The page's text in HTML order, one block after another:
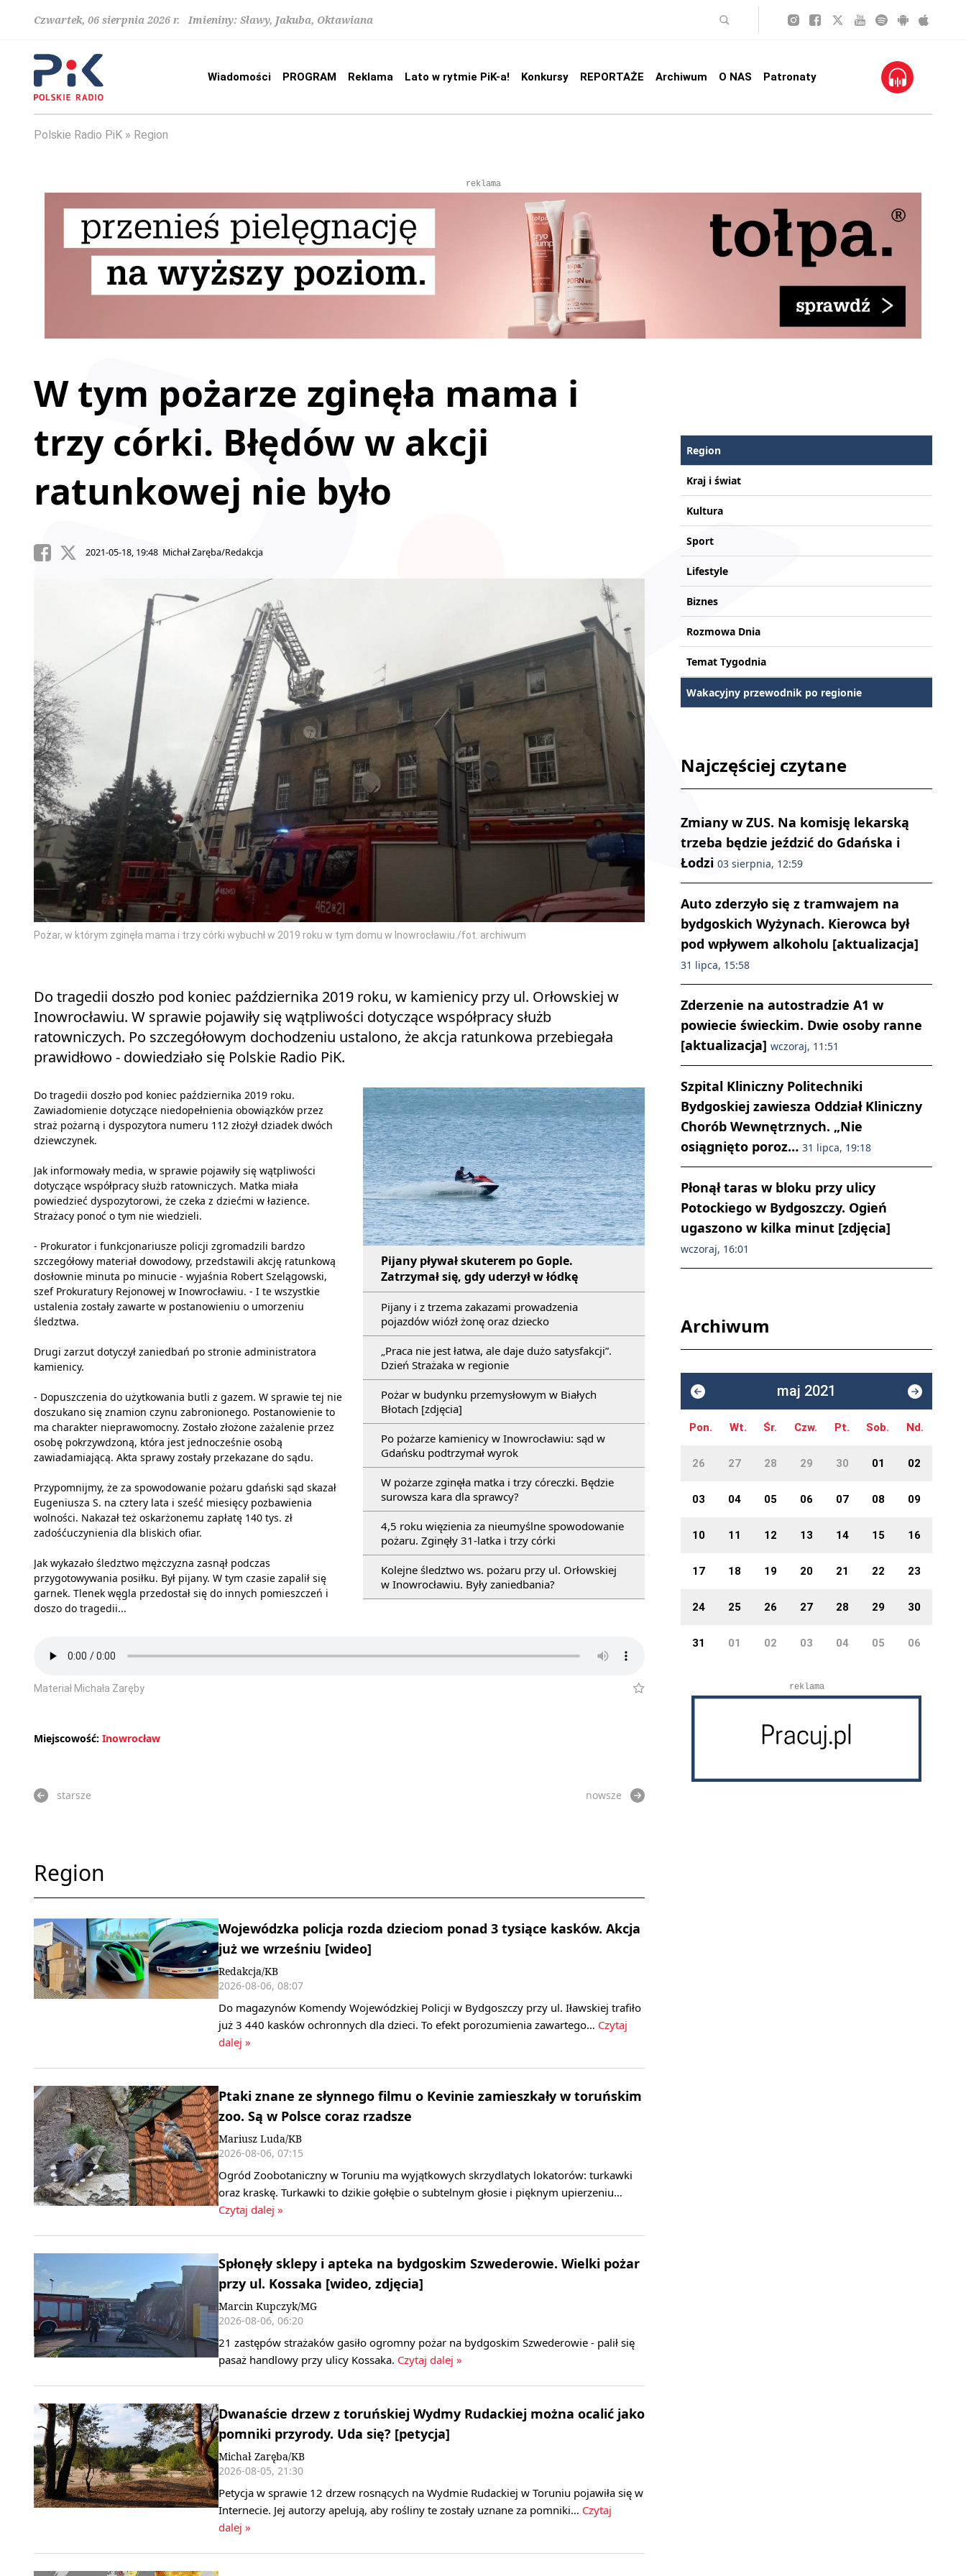
Czwartek, 06 sierpnia 2026 r. Imieniny: Sławy, Jakuba, Oktawiana
Wiadomości PROGRAM Reklama Lato w rytmie PiK-a! Konkursy REPORTAŻE Archiwum O NAS Patronaty
Polskie Radio PiK Region
reklama
W tym pożarze zginęła mama i
trzy córki. Błędów w akcji
ratunkowej nie było
2021-05-18, 19:48 Michał Zaręba/Redakcja
Pożar, w którym zginęła mama i trzy córki wybuchł w 2019 roku w tym domu w Inowrocławiu./fot. archiwum
Do tragedii doszło pod koniec października 2019 roku, w kamienicy przy ul. Orłowskiej w
Inowrocławiu. W sprawie pojawiły się wątpliwości dotyczące współpracy służb
ratowniczych. Po szczegółowym dochodzeniu ustalono, że akcja ratunkowa przebiegała
prawidłowo - dowiedziało się Polskie Radio PiK.
Pijany pływał skuterem po Gople.
Zatrzymał się, gdy uderzył w łódkę
Pijany i z trzema zakazami prowadzenia
pojazdów wiózł żonę oraz dziecko
„Praca nie jest łatwa, ale daje dużo satysfakcji”.
Dzień Strażaka w regionie
Pożar w budynku przemysłowym w Białych
Błotach [zdjęcia]
Po pożarze kamienicy w Inowrocławiu: sąd w
Gdańsku podtrzymał wyrok
W pożarze zginęła matka i trzy córeczki. Będzie
surowsza kara dla sprawcy?
4,5 roku więzienia za nieumyślne spowodowanie
pożaru. Zginęły 31-latka i trzy córki
Kolejne śledztwo ws. pożaru przy ul. Orłowskiej
w Inowrocławiu. Były zaniedbania?
Do tragedii doszło pod koniec października 2019 roku.
Zawiadomienie dotyczące niedopełnienia obowiązków przez
straż pożarną i dyspozytora numeru 112 złożył dziadek dwóch
dziewczynek.
Jak informowały media, w sprawie pojawiły się wątpliwości
dotyczące współpracy służb ratowniczych. Matka miała
powiedzieć dyspozytorowi, że czeka z dziećmi w łazience.
Strażacy ponoć o tym nie wiedzieli.
- Prokurator i funkcjonariusze policji zgromadzili bardzo
szczegółowy materiał dowodowy, przedstawili akcję ratunkową
dosłownie minuta po minucie - wyjaśnia Robert Szelągowski,
szef Prokuratury Rejonowej w Inowrocławiu. - I te wszystkie
ustalenia zostały zawarte w postanowieniu o umorzeniu
śledztwa.
Drugi zarzut dotyczył zaniedbań po stronie administratora
kamienicy.
- Dopuszczenia do użytkowania butli z gazem. W sprawie tej nie
doszukano się znamion czynu zabronionego. Postanowienie to
ma charakter nieprawomocny. Zostało złożone zażalenie przez
osobę pokrzywdzoną, która jest jednocześnie osobą
zawiadamiającą. Akta sprawy zostały przekazane do sądu.
Przypomnijmy, że za spowodowanie pożaru gdański sąd skazał
Eugeniusza S. na cztery lata i sześć miesięcy pozbawienia
wolności. Nakazał też oskarżonemu zapłatę 140 tys. zł
zadośćuczynienia dla bliskich ofiar.
Jak wykazało śledztwo mężczyzna zasnął podczas
przygotowywania posiłku. Był pijany. W tym czasie zapalił się
garnek. Tlenek węgla przedostał się do innych pomieszczeń i
doszo do tragedii...
Materiał Michała Zaręby
Miejscowość: Inowrocław
starsze nowsze
Region
Wojewódzka policja rozda dzieciom ponad 3 tysiące kasków. Akcja
już we wrześniu [wideo]
Redakcja/KB
2026-08-06, 08:07
Do magazynów Komendy Wojewódzkiej Policji w Bydgoszczy przy ul. Iławskiej trafiło
już 3 440 kasków ochronnych dla dzieci. To efekt porozumienia zawartego… Czytaj
dalej »
Ptaki znane ze słynnego filmu o Kevinie zamieszkały w toruńskim
zoo. Są w Polsce coraz rzadsze
Mariusz Luda/KB
2026-08-06, 07:15
Ogród Zoobotaniczny w Toruniu ma wyjątkowych skrzydlatych lokatorów: turkawki
oraz kraskę. Turkawki to dzikie gołębie o subtelnym głosie i pięknym upierzeniu…
Czytaj dalej »
Spłonęły sklepy i apteka na bydgoskim Szwederowie. Wielki pożar
przy ul. Kossaka [wideo, zdjęcia]
Marcin Kupczyk/MG
2026-08-06, 06:20
21 zastępów strażaków gasiło ogromny pożar na bydgoskim Szwederowie - palił się
pasaż handlowy przy ulicy Kossaka. Czytaj dalej »
Dwanaście drzew z toruńskiej Wydmy Rudackiej można ocalić jako
pomniki przyrody. Uda się? [petycja]
Michał Zaręba/KB
2026-08-05, 21:30
Petycja w sprawie 12 drzew rosnących na Wydmie Rudackiej w Toruniu pojawiła się w
Internecie. Jej autorzy apelują, aby rośliny te zostały uznane za pomniki… Czytaj
dalej »
Region
Kraj i świat
Kultura
Sport
Lifestyle
Biznes
Rozmowa Dnia
Temat Tygodnia
Wakacyjny przewodnik po regionie
Najczęściej czytane
Zmiany w ZUS. Na komisję lekarską
trzeba będzie jeździć do Gdańska i
Łodzi 03 sierpnia, 12:59
Auto zderzyło się z tramwajem na
bydgoskich Wyżynach. Kierowca był
pod wpływem alkoholu [aktualizacja]
31 lipca, 15:58
Zderzenie na autostradzie A1 w
powiecie świeckim. Dwie osoby ranne
[aktualizacja] wczoraj, 11:51
Szpital Kliniczny Politechniki
Bydgoskiej zawiesza Oddział Kliniczny
Chorób Wewnętrznych. „Nie
osiągnięto poroz… 31 lipca, 19:18
Płonął taras w bloku przy ulicy
Potockiego w Bydgoszczy. Ogień
ugaszono w kilka minut [zdjęcia]
wczoraj, 16:01
Archiwum
maj 2021
Pon. Wt. Śr. Czw. Pt. Sob. Nd.
26 27 28 29 30 01 02
03 04 05 06 07 08 09
10 11 12 13 14 15 16
17 18 19 20 21 22 23
24 25 26 27 28 29 30
31 01 02 03 04 05 06
reklama